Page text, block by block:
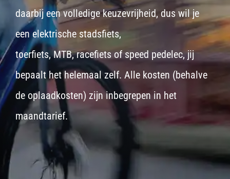
daarbij een volledige keuzevrijheid, dus wil je
eenelektrische stadsfiets,
toerfiets,MTB,racefietsof speed pedelec, jij
bepaalt het helemaal zelf. Alle kosten (behalve
de oplaadkosten) zijn inbegrepen in het
maandtarief.